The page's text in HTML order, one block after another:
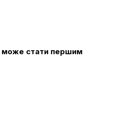
може стати першим